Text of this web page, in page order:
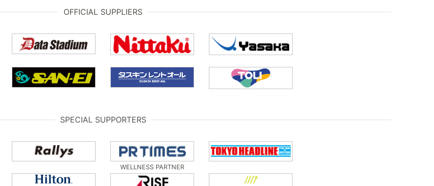
OFFICIAL SUPPLIERS
SPECIAL SUPPORTERS
WELLNESS PARTNER